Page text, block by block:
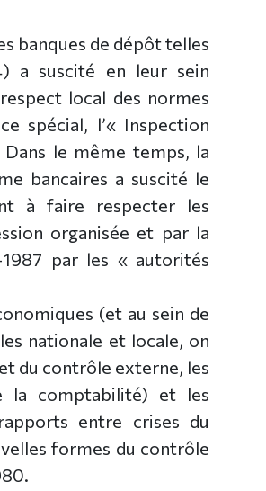
banques de dépôt telles
a suscité en leur sein
local des normes
spécial, l’« Inspection
le même temps, la
bancaires a suscité le
à faire respecter les
organisée et par la
par les « autorités
(et au sein de
nationale et locale, on
du contrôle externe, les
la comptabilité) et les
entre crises du
formes du contrôle